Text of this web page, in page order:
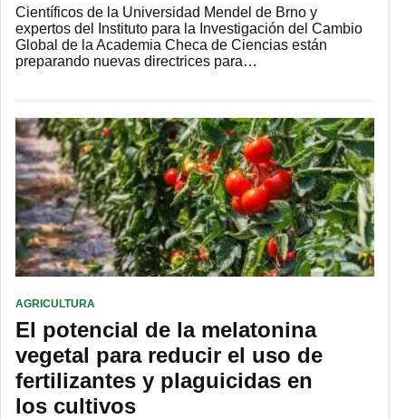
Científicos de la Universidad Mendel de Brno y
expertos del Instituto para la Investigación del Cambio
Global de la Academia Checa de Ciencias están
preparando nuevas directrices para…
AGRICULTURA
El potencial de la melatonina
vegetal para reducir el uso de
fertilizantes y plaguicidas en
los cultivos